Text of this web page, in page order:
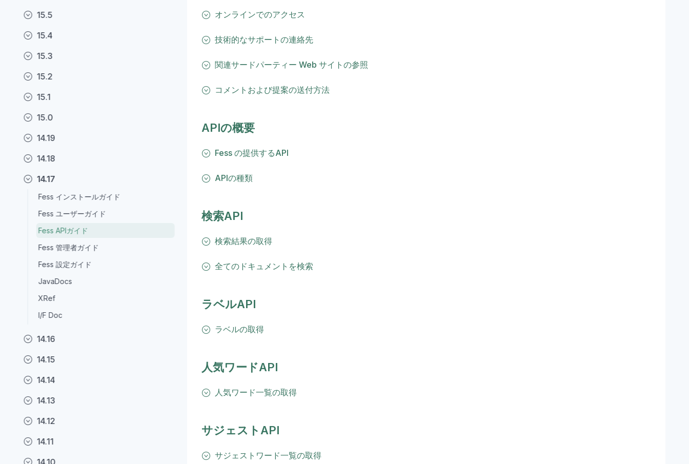
15.5
15.4
15.3
15.2
15.1
15.0
14.19
14.18
14.17
Fess インストールガイド
Fess ユーザーガイド
Fess APIガイド
Fess 管理者ガイド
Fess 設定ガイド
JavaDocs
XRef
I/F Doc
14.16
14.15
14.14
14.13
14.12
14.11
14.10
オンラインでのアクセス
技術的なサポートの連絡先
関連サードパーティー Web サイトの参照
コメントおよび提案の送付方法
APIの概要
Fess の提供するAPI
APIの種類
検索API
検索結果の取得
全てのドキュメントを検索
ラベルAPI
ラベルの取得
人気ワードAPI
人気ワード一覧の取得
サジェストAPI
サジェストワード一覧の取得